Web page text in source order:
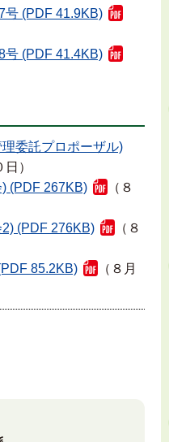
号 (PDF 41.9KB)
号 (PDF 41.4KB)
委託プロポーザル)
日）
(PDF 267KB)
（８
(PDF 276KB)
（８
85.2KB)
（８月